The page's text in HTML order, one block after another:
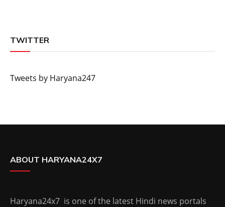
TWITTER
Tweets by Haryana247
ABOUT HARYANA24X7
Haryana24x7 is one of the latest Hindi news portals